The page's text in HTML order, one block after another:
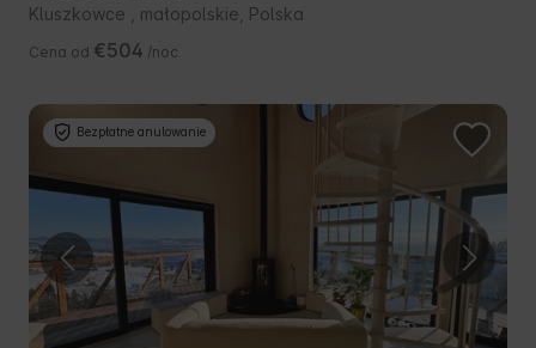
Kluszkowce , małopolskie, Polska
Cena od €504 /noc
Bezpłatne anulowanie